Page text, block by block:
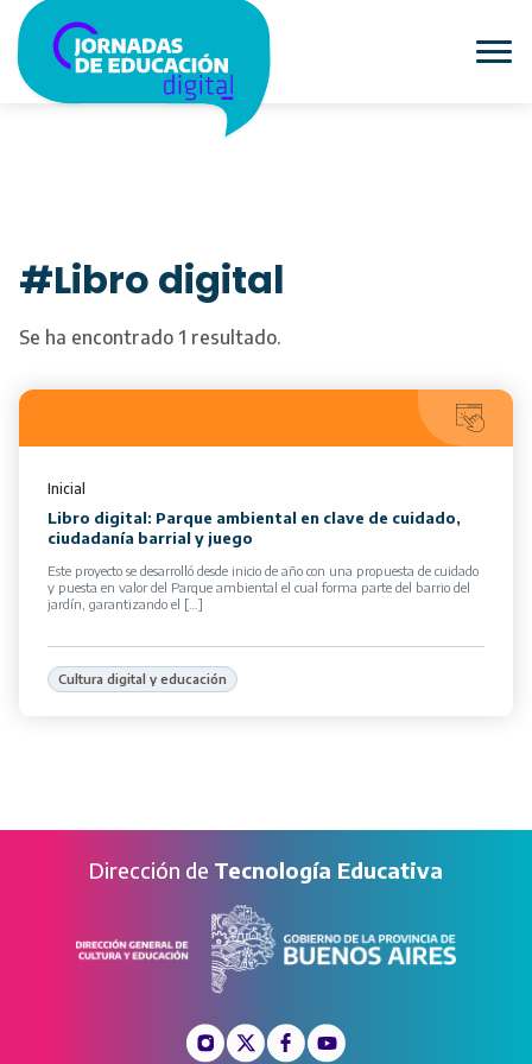
#Libro digital
Se ha encontrado 1 resultado.
Inicial
Libro digital: Parque ambiental en clave de cuidado,
ciudadanía barrial y juego
Este proyecto se desarrolló desde inicio de año con una propuesta de cuidado
y puesta en valor del Parque ambiental el cual forma parte del barrio del
jardín, garantizando el […]
Cultura digital y educación
Dirección de Tecnología Educativa